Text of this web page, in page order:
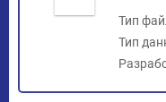
Тип
Тип